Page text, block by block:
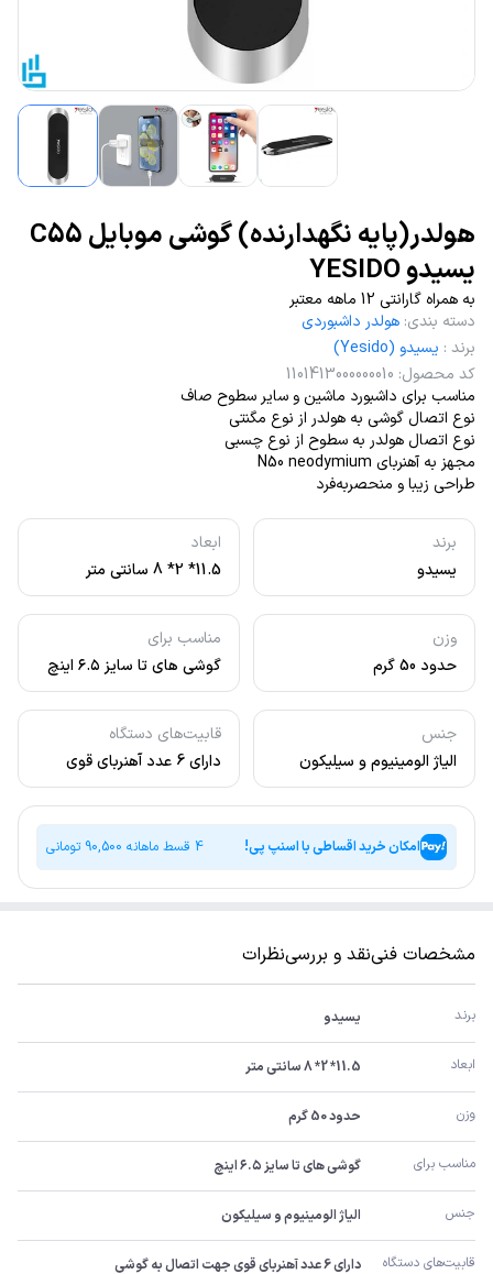
هولدر(پایه نگهدارنده) گوشی موبایل C55
یسیدو YESIDO
برند
یسیدو
ابعاد
11.5* 2* 8 سانتی متر
وزن
حدود 50 گرم
مناسب برای
گوشی های تا سایز ۶.۵ اینچ
جنس
الیاژ الومینیوم و سیلیکون
قابیت‌های دستگاه
دارای 6 عدد آهنربای قوی
جهت اتصال به گوشی مجهز
به آهنربای N50 neodymium
اتصال به گوشی مگنت و
آهنربا
به همراه گارانتی 12 ماهه معتبر
دسته بندی: هولدر داشبوردی
برند : یسیدو (Yesido)
کد محصول:
1101413000000010
مناسب برای داشبورد ماشین و سایر سطوح صاف
نوع اتصال گوشی به هولدر از نوع مگنتی
نوع اتصال هولدر به سطوح از نوع چسبی
مجهز به آهنربای N50 neodymium
طراحی زیبا و منحصربه‌فرد
امکان خرید اقساطی با اسنپ پی! 4 قسط ماهانه 90,500 تومانی
مشخصات فنینقد و بررسینظرات
برند یسیدو
ابعاد 11.5* 2* 8 سانتی متر
وزن حدود 50 گرم
مناسب برای گوشی های تا سایز ۶.۵ اینچ
جنس الیاژ الومینیوم و سیلیکون
قابیت‌های دستگاه